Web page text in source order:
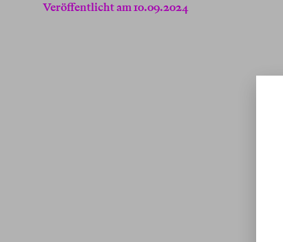
Veröffentlicht am 10.09.2024